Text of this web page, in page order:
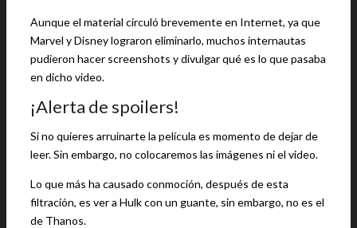
Aunque el material circuló brevemente en Internet, ya que
Marvel y Disney lograron eliminarlo, muchos internautas
pudieron hacer screenshots y divulgar qué es lo que pasaba
en dicho video.
¡Alerta de spoilers!
Si no quieres arruinarte la película es momento de dejar de
leer. Sin embargo, no colocaremos las imágenes ni el video.
Lo que más ha causado conmoción, después de esta
filtración, es ver a Hulk con un guante, sin embargo, no es el
de Thanos.